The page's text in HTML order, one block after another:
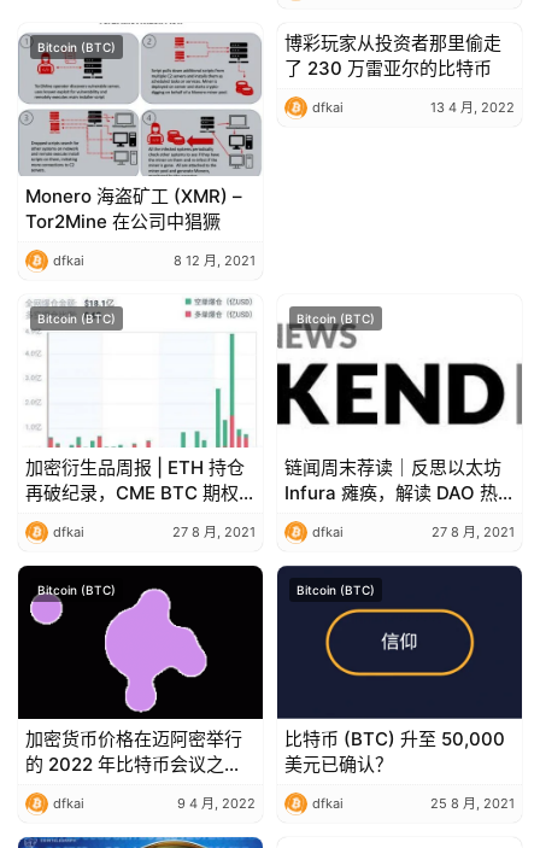
Bitcoin (BTC)
Monero 海盗矿工 (XMR) –
Tor2Mine 在公司中猖獗
dfkai 8 12 月, 2021
Bitcoin (BTC)
博彩玩家从投资者那里偷走
了 230 万雷亚尔的比特币
dfkai 13 4 月, 2022
Bitcoin (BTC)
加密衍生品周报 | ETH 持仓
再破纪录，CME BTC 期权
成交激增 8 倍
dfkai 27 8 月, 2021
Bitcoin (BTC)
链闻周末荐读｜反思以太坊
Infura 瘫痪，解读 DAO 热
潮中的 Snapshot
dfkai 27 8 月, 2021
Bitcoin (BTC)
加密货币价格在迈阿密举行
的 2022 年比特币会议之前
跃升
dfkai 9 4 月, 2022
Bitcoin (BTC)
比特币 (BTC) 升至 50,000
美元已确认？
dfkai 25 8 月, 2021